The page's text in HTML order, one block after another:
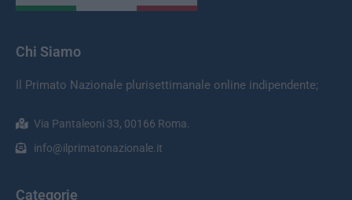
Chi Siamo
Il Primato Nazionale plurisettimanale online indipendente;
Via Pantaleoni 33, 00166 Roma.
info@ilprimatonazionale.it
Categorie